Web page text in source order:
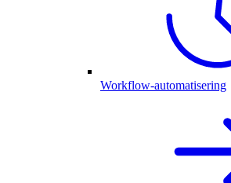
Workflow-automatisering